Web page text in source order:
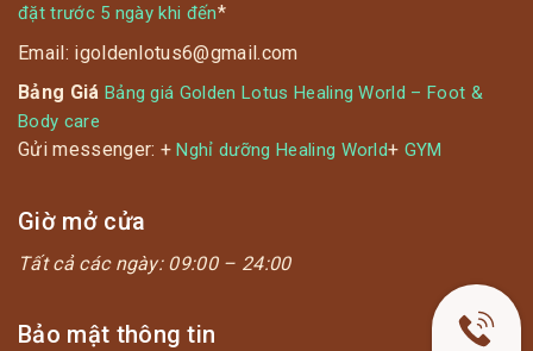
đặt trước 5 ngày khi đến*
Email: igoldenlotus6@gmail.com
Bảng Giá Bảng giá Golden Lotus Healing World – Foot &
Body care
Gửi messenger: +Nghỉ dưỡng Healing World+ GYM
Giờ mở cửa
Tất cả các ngày: 09:00 – 24:00
Bảo mật thông tin